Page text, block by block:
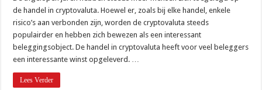
de handel in cryptovaluta. Hoewel er, zoals bij elke handel, enkele
risico’s aan verbonden zijn, worden de cryptovaluta steeds
populairder en hebben zich bewezen als een interessant
beleggingsobject. De handel in cryptovaluta heeft voor veel beleggers
een interessante winst opgeleverd. …
Lees Verder